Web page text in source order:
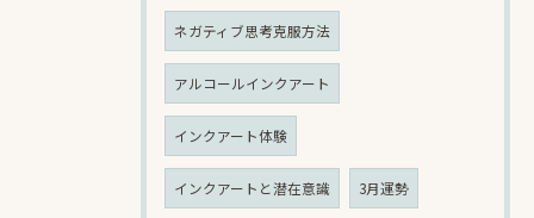
ネガティブ思考克服方法
アルコールインクアート
インクアート体験
インクアートと潜在意識 3月運勢